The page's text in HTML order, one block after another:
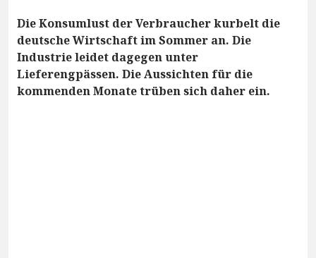
Die Konsumlust der Verbraucher kurbelt die
deutsche Wirtschaft im Sommer an. Die
Industrie leidet dagegen unter
Lieferengpässen. Die Aussichten für die
kommenden Monate trüben sich daher ein.